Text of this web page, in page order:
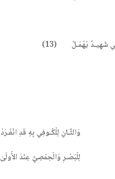
يُهْمَـلُ (13)
وَالثَّـانِ لِلْكُـوفِي بِهِ قَدِ انْفَـرَدْ
لِلْبَصْـرِ وَالْحِمْصِيِّ عِنْدَ الأُولَىٰ